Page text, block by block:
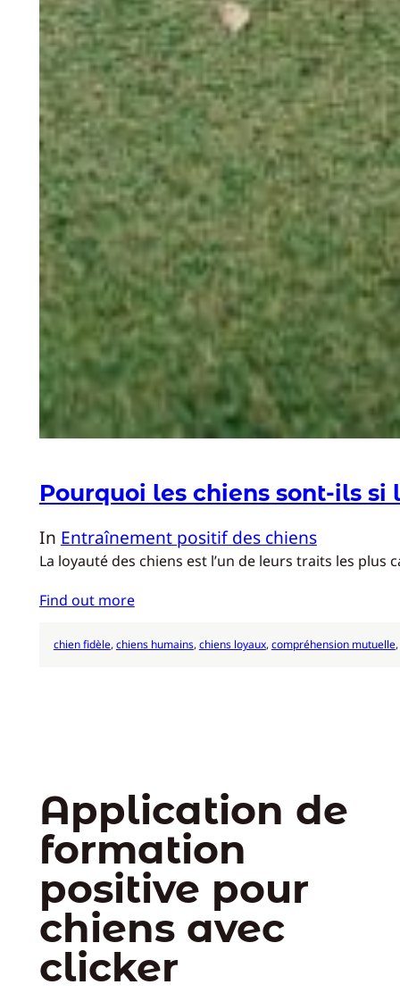
Pourquoi les chiens sont-ils si
In Entraînement positif des chiens
La loyauté des chiens est l’un de leurs traits les
Find out more
chien fidèle, chiens humains, chiens loyaux, compréhension mutuelle,
Application de
formation
positive pour
chiens avec
clicker